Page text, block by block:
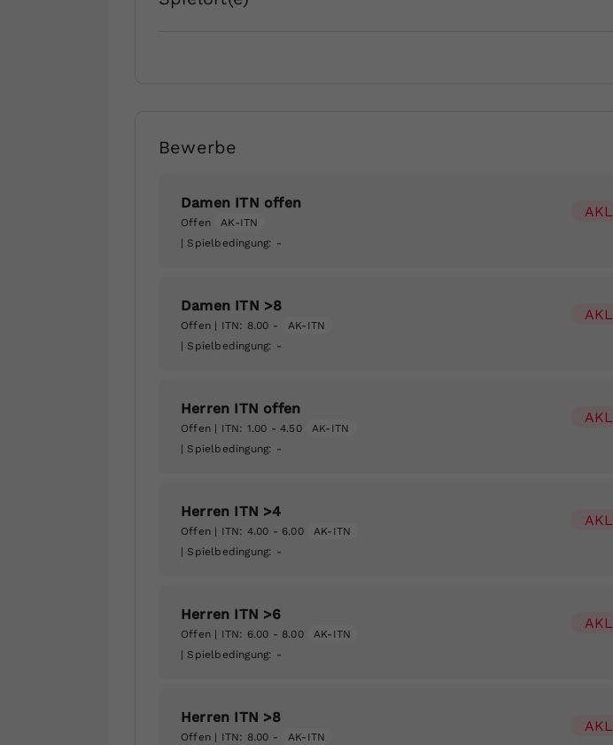
Bewerbe
Damen ITN offen
Offen AK-ITN
AKL
| Spielbedingung: -
Damen ITN >8
Offen | ITN: 8.00 - AK-ITN
AKL
| Spielbedingung: -
Herren ITN offen
Offen | ITN: 1.00 - 4.50 AK-ITN
AKL
| Spielbedingung: -
Herren ITN >4
Offen | ITN: 4.00 - 6.00 AK-ITN
AKL
| Spielbedingung: -
Herren ITN >6
Offen | ITN: 6.00 - 8.00 AK-ITN
AKL
| Spielbedingung: -
Herren ITN >8
Offen | ITN: 8.00 - AK-ITN
AKL